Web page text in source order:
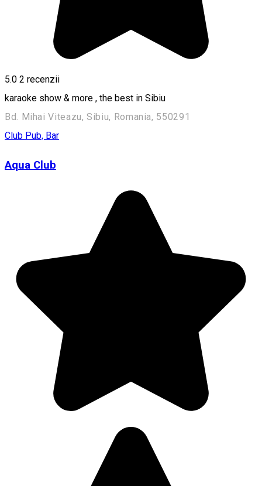
5.0 2 recenzii
karaoke show & more , the best in Sibiu
Bd. Mihai Viteazu, Sibiu, Romania, 550291
Club Pub, Bar
Aqua Club